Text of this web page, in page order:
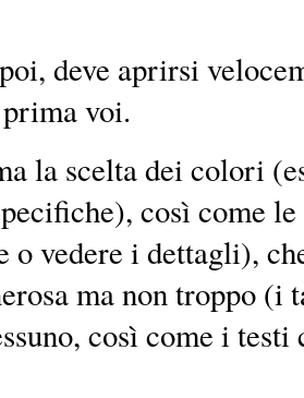
deve aprirsi
voi.
la scelta dei colori
così come
o vedere i dettagli),
ma non troppo (i
così come i testi